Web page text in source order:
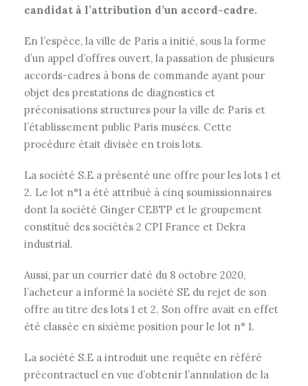
candidat à l’attribution d’un accord-cadre.
En l’espèce, la ville de Paris a initié, sous la forme
d’un appel d’offres ouvert, la passation de plusieurs
accords-cadres à bons de commande ayant pour
objet des prestations de diagnostics et
préconisations structures pour la ville de Paris et
l’établissement public Paris musées. Cette
procédure était divisée en trois lots.
La société S.E a présenté une offre pour les lots 1 et
2. Le lot n°1 a été attribué à cinq soumissionnaires
dont la société Ginger CEBTP et le groupement
constitué des sociétés 2 CPI France et Dekra
industrial.
Aussi, par un courrier daté du 8 octobre 2020,
l’acheteur a informé la société SE du rejet de son
offre au titre des lots 1 et 2. Son offre avait en effet
été classée en sixième position pour le lot n° 1.
La société S.E a introduit une requête en référé
précontractuel en vue d’obtenir l’annulation de la